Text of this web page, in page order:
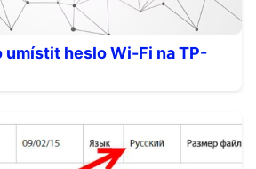
umístit heslo Wi-Fi na TP-